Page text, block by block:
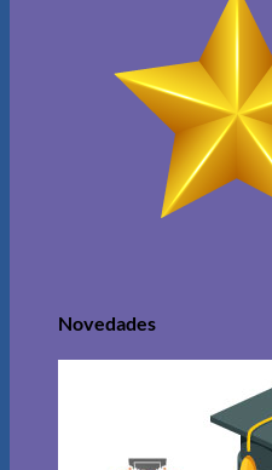
Novedades